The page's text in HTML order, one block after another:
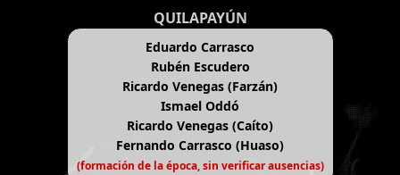
QUILAPAYÚN
Eduardo Carrasco
Rubén Escudero
Ricardo Venegas (Farzán)
Ismael Oddó
Ricardo Venegas (Caíto)
Fernando Carrasco (Huaso)
(formación de la época, sin verificar ausencias)